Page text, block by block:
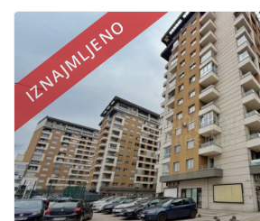
IZNAJMLJENO